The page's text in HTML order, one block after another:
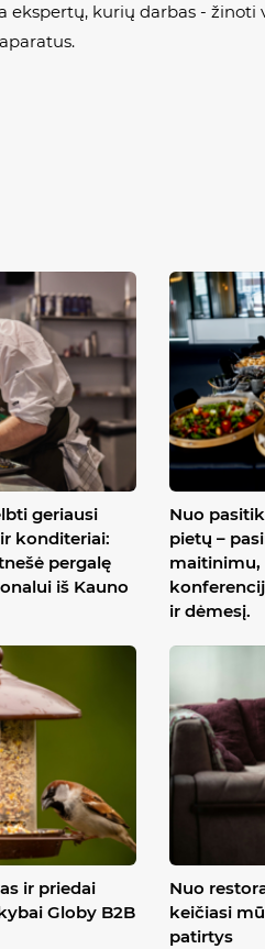
kurių darbas -
geriausi
konditeriai:
pergalę
iš Kauno
Nuo
pietų –
maitinimu,
ir dėmesį.
ir priedai
Globy B2B
Nuo
keičiasi
patirtys